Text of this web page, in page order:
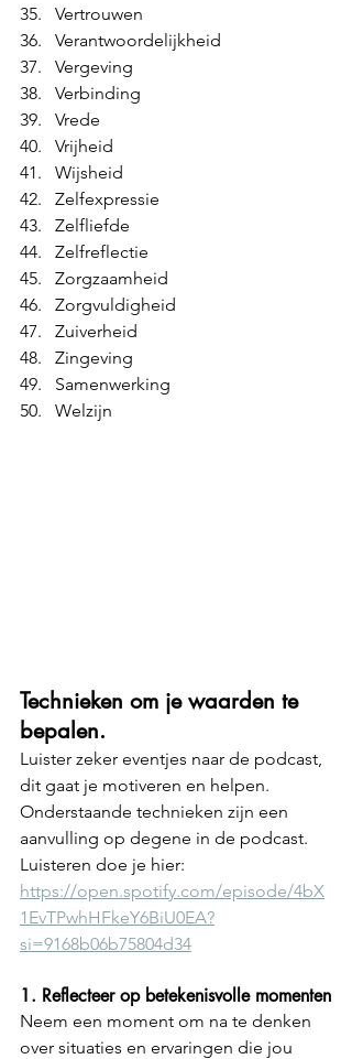
Vertrouwen
Verantwoordelijkheid
Vergeving
Verbinding
Vrede
Vrijheid
Wijsheid
Zelfexpressie
Zelfliefde
Zelfreflectie
Zorgzaamheid
Zorgvuldigheid
Zuiverheid
Zingeving
Samenwerking
Welzijn
Technieken om je waarden te
bepalen.
Luister zeker eventjes naar de podcast,
dit gaat je motiveren en helpen.
Onderstaande technieken zijn een
aanvulling op degene in de podcast.
Luisteren doe je hier:
https://open.spotify.com/episode/4bX
1EvTPwhHFkeY6BiU0EA?
si=9168b06b75804d34
1. Reflecteer op betekenisvolle momenten
Neem een moment om na te denken
over situaties en ervaringen die jou